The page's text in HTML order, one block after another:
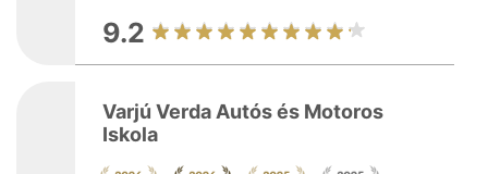
9.2
Varjú Verda Autós és Motoros
Iskola